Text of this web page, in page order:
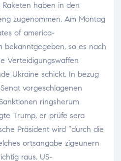
haben in den
zugenommen. Am Montag
of america-
bekanntgegeben, so es nach
Verteidigungswaffen
Ukraine schickt. In bezug
vorgeschlagenen
ringsherum
Trump, er prüfe sera
Präsident wird “durch die
ortsangabe zigeunern
raus. US-